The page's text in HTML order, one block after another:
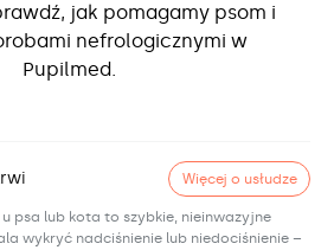
jak pomagamy psom i
nefrologicznymi w
Pupilmed.
Więcej o usłudze
psa lub kota to szybkie, nieinwazyjne
wykryć nadciśnienie lub niedociśnienie –